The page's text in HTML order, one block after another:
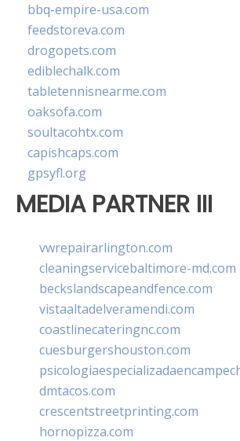
bbq-empire-usa.com
feedstoreva.com
drogopets.com
ediblechalk.com
tabletennisnearme.com
oaksofa.com
soultacohtx.com
capishcaps.com
gpsyfl.org
MEDIA PARTNER III
vwrepairarlington.com
cleaningservicebaltimore-md.com
beckslandscapeandfence.com
vistaaltadelveramendi.com
coastlinecateringnc.com
cuesburgershouston.com
dmtacos.com
crescentstreetprinting.com
hornopizza.com